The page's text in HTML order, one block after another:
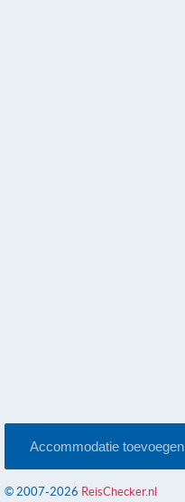
Accommodatie toevoegen
© 2007-2026 ReisChecker.nl